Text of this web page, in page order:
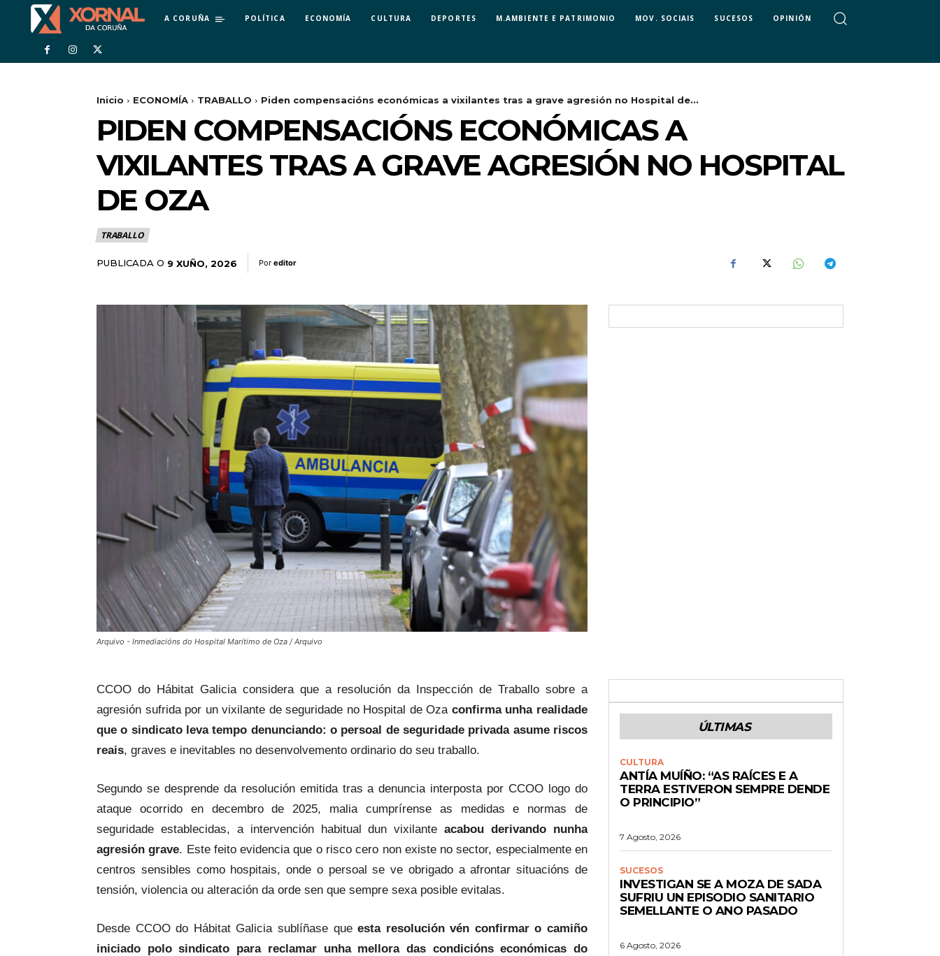
A CORUÑA POLÍTICA ECONOMÍA CULTURA DEPORTES M.AMBIENTE E PATRIMONIO MOV. SOCIAIS SUCESOS OPINIÓN
Inicio ECONOMÍA TRABALLO Piden compensacións económicas a vixilantes tras a grave agresión no Hospital de...
PIDEN COMPENSACIÓNS ECONÓMICAS A
VIXILANTES TRAS A GRAVE AGRESIÓN NO HOSPITAL
DE OZA
TRABALLO
PUBLICADA O 9 XUÑO, 2026 Por editor
Arquivo - Inmediacións do Hospital Marítimo de Oza / Arquivo
CCOO do Hábitat Galicia considera que a resolución da Inspección de Traballo sobre a
agresión sufrida por un vixilante de seguridade no Hospital de Oza confirma unha realidade
que o sindicato leva tempo denunciando: o persoal de seguridade privada asume riscos
reais, graves e inevitables no desenvolvemento ordinario do seu traballo.
Segundo se desprende da resolución emitida tras a denuncia interposta por CCOO logo do
ataque ocorrido en decembro de 2025, malia cumprírense as medidas e normas de
seguridade establecidas, a intervención habitual dun vixilanteacabou derivando nunha
agresión grave. Este feito evidencia que o risco cero non existe no sector, especialmente en
centros sensibles como hospitais, onde o persoal se ve obrigado a afrontar situacións de
tensión, violencia ou alteración da orde sen que sempre sexa posible evitalas.
Desde CCOO do Hábitat Galicia sublíñase queesta resolución vén confirmar o camiño
iniciado polo sindicato para reclamar unha mellora das condicións económicas do
ÚLTIMAS
CULTURA
ANTÍA MUÍÑO: “AS RAÍCES E A
TERRA ESTIVERON SEMPRE DENDE
O PRINCIPIO”
7 Agosto, 2026
SUCESOS
INVESTIGAN SE A MOZA DE SADA
SUFRIU UN EPISODIO SANITARIO
SEMELLANTE O ANO PASADO
6 Agosto, 2026